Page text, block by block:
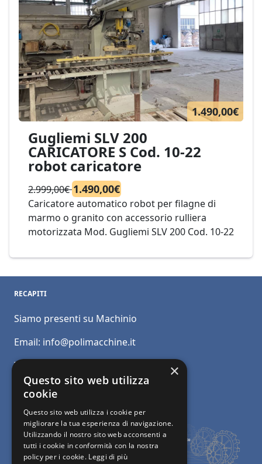
1.490,00€
Gugliemi SLV 200
CARICATORE S Cod. 10-22
robot caricatore
2.999,00€1.490,00€
Caricatore automatico robot per filagne di
marmo o granito con accessorio rulliera
motorizzata Mod. Gugliemi SLV 200 Cod. 10-22
RECAPITI
Siamo presenti su Machinio
Email: info@polimacchine.it
Telefono:
Mobile:+39 348 5110011
×
Questo sito web utilizza
cookie
Questo sito web utilizza i cookie per
migliorare la tua esperienza di navigazione.
Utilizzando il nostro sito web acconsenti a
tutti i cookie in conformità con la nostra
policy per i cookie. Leggi di più